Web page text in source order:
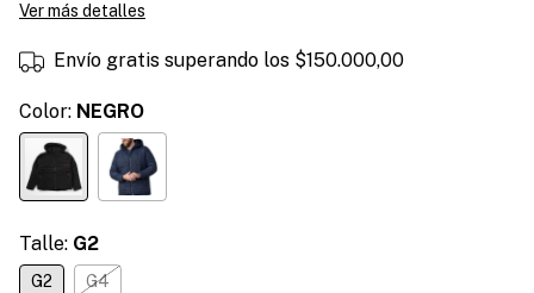
Ver más detalles
Envío gratis superando los $150.000,00
Color: NEGRO
Talle: G2
G2 G4